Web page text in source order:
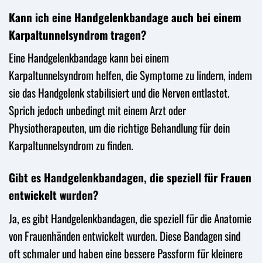
Kann ich eine Handgelenkbandage auch bei einem
Karpaltunnelsyndrom tragen?
Eine Handgelenkbandage kann bei einem
Karpaltunnelsyndrom helfen, die Symptome zu lindern, indem
sie das Handgelenk stabilisiert und die Nerven entlastet.
Sprich jedoch unbedingt mit einem Arzt oder
Physiotherapeuten, um die richtige Behandlung für dein
Karpaltunnelsyndrom zu finden.
Gibt es Handgelenkbandagen, die speziell für Frauen
entwickelt wurden?
Ja, es gibt Handgelenkbandagen, die speziell für die Anatomie
von Frauenhänden entwickelt wurden. Diese Bandagen sind
oft schmaler und haben eine bessere Passform für kleinere